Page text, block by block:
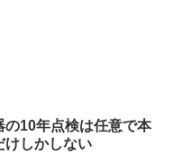
の10年点検は任意で本
けしかしない